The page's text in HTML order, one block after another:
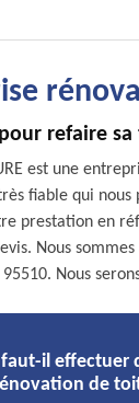
refaire
est une
fiable qui
prestation en
Nous
Nous
il effectuer
de